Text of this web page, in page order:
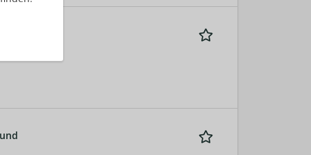
Cloud